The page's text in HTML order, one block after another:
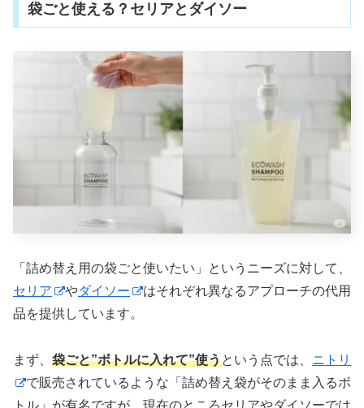
袋ごと使える？セリアとダイソー
「詰め替え用の袋ごと使いたい」というニーズに対して、
セリア
やダイソー
はそれぞれ異なるアプローチの代用
品を提供しています。
まず、 袋ごと”ボトルに入れて”使うという点では、 ニトリ
で販売されているような「詰め替え袋がそのまま入るボ
トル」が有名ですが、現在のところセリアやダイソーでは